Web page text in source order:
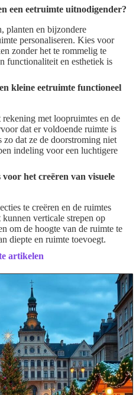
een eetruimte uitnodigender?
planten en bijzondere
personaliseren. Kies voor
zonder het te rommelig te
functionaliteit en esthetiek is
kleine eetruimte functioneel
met loopruimtes en de
dat er voldoende ruimte is
zo dat ze de doorstroming niet
indeling voor een luchtigere
het creëren van visuele
te creëren en de ruimtes
verticale strepen op
om de hoogte van de ruimte te
diepte en ruimte toevoegt.
artikelen